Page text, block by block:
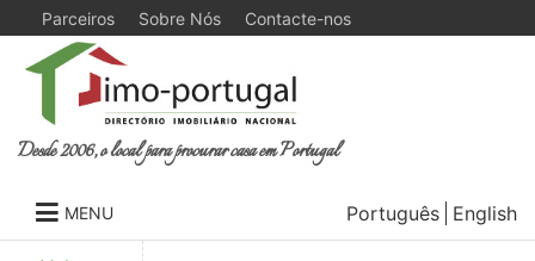
Parceiros Sobre Nós Contacte-nos
Desde 2006, o local para procurar casa em Portugal
MENU Português English